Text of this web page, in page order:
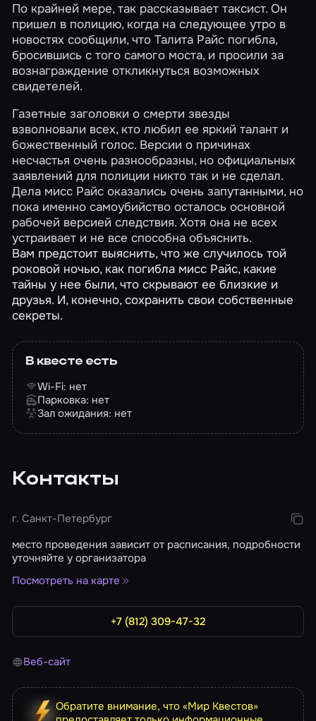
По крайней мере, так рассказывает таксист. Он
пришел в полицию, когда на следующее утро в
новостях сообщили, что Талита Райс погибла,
бросившись с того самого моста, и просили за
вознаграждение откликнуться возможных
свидетелей.
Газетные заголовки о смерти звезды
взволновали всех, кто любил ее яркий талант и
божественный голос. Версии о причинах
несчастья очень разнообразны, но официальных
заявлений для полиции никто так и не сделал.
Дела мисс Райс оказались очень запутанными, но
пока именно самоубийство осталось основной
рабочей версией следствия. Хотя она не всех
устраивает и не все способна объяснить.
Вам предстоит выяснить, что же случилось той
роковой ночью, как погибла мисс Райс, какие
тайны у нее были, что скрывают ее близкие и
друзья. И, конечно, сохранить свои собственные
секреты.
В квесте есть
Wi-Fi: нет
Парковка: нет
Зал ожидания: нет
Контакты
г. Санкт-Петербург
место проведения зависит от расписания, подробности
уточняйте у организатора
Посмотреть на карте
+7 (812) 309-47-32
Веб-сайт
Обратите внимание, что «Мир Квестов»